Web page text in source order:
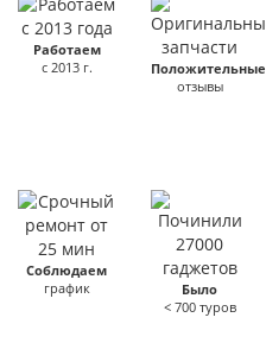
Работаем
с 2013 г.
Положительные
отзывы
Соблюдаем
график
Было
< 700 туров